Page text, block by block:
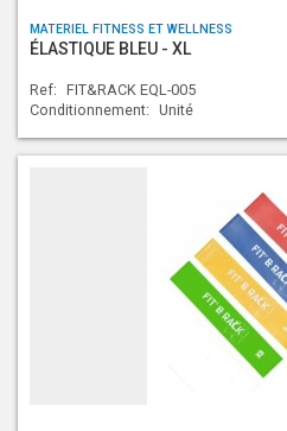
MATERIEL FITNESS ET WELLNESS
ÉLASTIQUE BLEU - XL
Ref: FIT&RACK EQL-005
Conditionnement: Unité